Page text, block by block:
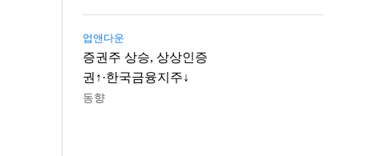
업앤다운
증권주 상승, 상상인증
권↑·한국금융지주↓
동향